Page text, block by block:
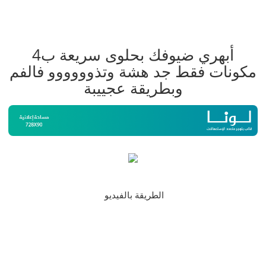
أبهري ضيوفك بحلوى سريعة ب4
مكونات فقط جد هشة وتذوووووو فالفم
وبطريقة عجييبة
الطريقة بالفيديو